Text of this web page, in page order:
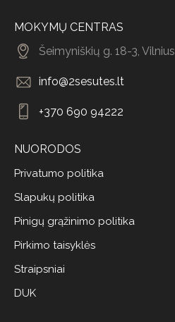
MOKYMŲ CENTRAS
Šeimyniškių g. 18-3, Vilnius
info@2sesutes.lt
+370 690 94222
NUORODOS
Privatumo politika
Slapukų politika
Pinigų grąžinimo politika
Pirkimo taisyklės
Straipsniai
DUK